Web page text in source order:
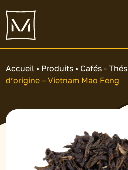
Accueil • Produits • Cafés - Thés
d’origine – Vietnam Mao Feng